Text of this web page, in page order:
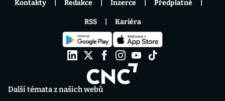
Další témata z našich webů
Kontakty Redakce Inzerce Předplatné
RSS Kariéra